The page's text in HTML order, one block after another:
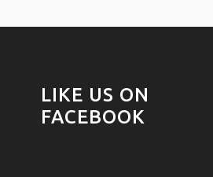
LIKE US ON
FACEBOOK